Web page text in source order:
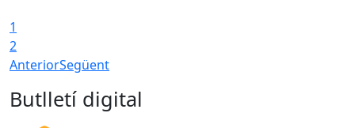
1
2
AnteriorSegüent
Butlletí digital